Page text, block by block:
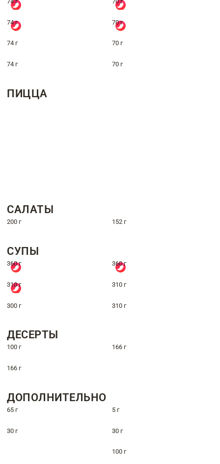
74 г 70 г
74 г 70 г
74 г 70 г
ПИЦЦА
САЛАТЫ
200 г 152 г
СУПЫ
360 г 360 г
310 г 310 г
300 г 310 г
ДЕСЕРТЫ
100 г 166 г
166 г
ДОПОЛНИТЕЛЬНО
65 г 5 г
30 г 30 г
100 г